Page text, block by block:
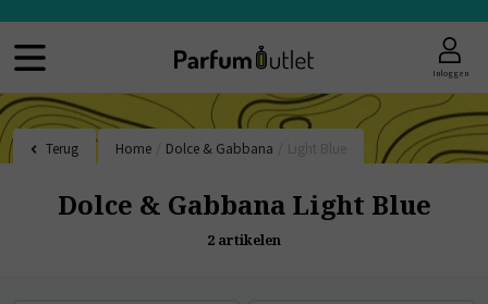
Inloggen
Terug Home Dolce & Gabbana
Dolce & Gabbana Light Blue
2 artikelen